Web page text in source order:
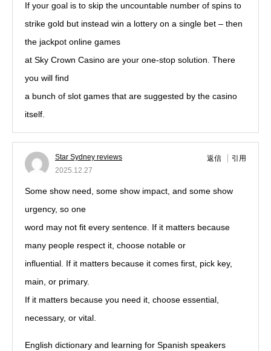
If your goal is to skip the uncountable number of spins to
strike gold but instead win a lottery on a single bet – then
the jackpot online games
at Sky Crown Casino are your one-stop solution. There
you will find
a bunch of slot games that are suggested by the casino
itself.
Star Sydney reviews
2025.12.27
返信 引用
Some show need, some show impact, and some show
urgency, so one
word may not fit every sentence. If it matters because
many people respect it, choose notable or
influential. If it matters because it comes first, pick key,
main, or primary.
If it matters because you need it, choose essential,
necessary, or vital.
English dictionary and learning for Spanish speakers